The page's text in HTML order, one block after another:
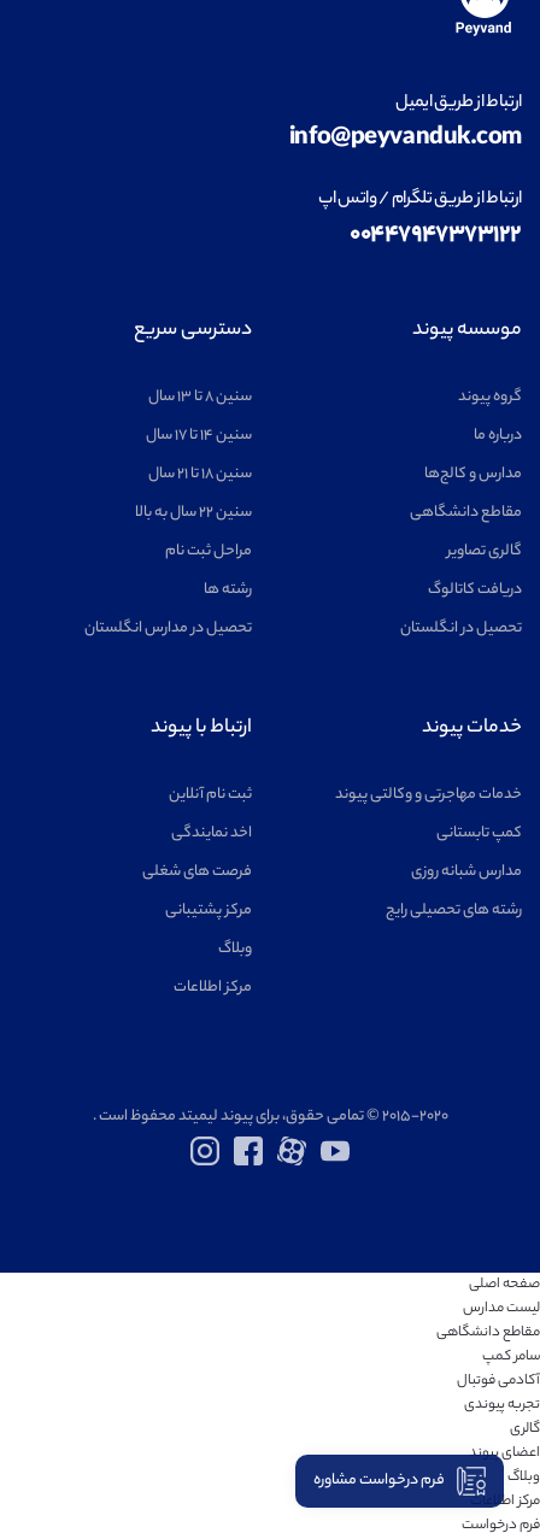
ارتباط از طریق ایمیل
info@peyvanduk.com
ارتباط از طریق تلگرام / واتس اپ
۰۰۴۴۷۹۴۷۳۷۳۱۲۲
موسسه پیوند
گروه پیوند
درباره ما
مدارس و کالج‌ها
مقاطع دانشگاهی
گالری تصاویر
دریافت کاتالوگ
تحصیل در انگلستان
دسترسی سریع
سنین ۸ تا ۱۳ سال
سنین ۱۴ تا ۱۷ سال
سنین ۱۸ تا ۲۱ سال
سنین ۲۲ سال به بالا
مراحل ثبت نام
رشته ها
تحصیل در مدارس انگلستان
خدمات پیوند
خدمات مهاجرتی و وکالتی پیوند
کمپ تابستانی
مدارس شبانه روزی
رشته های تحصیلی رایج
ارتباط با پیوند
ثبت نام آنلاین
اخد نمایندگی
فرصت های شغلی
مرکز پشتیبانی
وبلاگ
مرکز اطلاعات
۲۰۱۵-۲۰۲۰ © تمامی حقوق، برای پیوند لیمیتد محفوظ است .
صفحه اصلی
لیست مدارس
مقاطع دانشگاهی
سامر کمپ
آکادمی فوتبال
تجربه پیوندی
گالری
اعضای پیوند
وبلاگ
مرکز اطلاعات
فرم درخواست
فرم درخواست مشاوره